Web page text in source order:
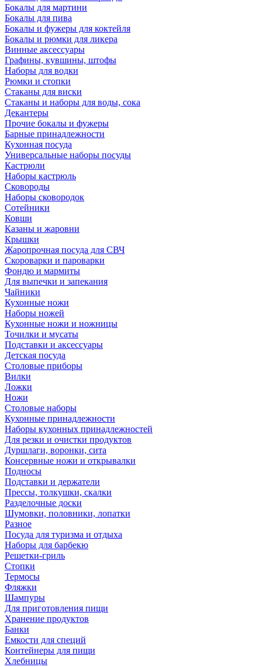
Бокалы для мартини
Бокалы для пива
Бокалы и фужеры для коктейля
Бокалы и рюмки для ликера
Винные аксессуары
Графины, кувшины, штофы
Наборы для водки
Рюмки и стопки
Стаканы для виски
Стаканы и наборы для воды, сока
Декантеры
Прочие бокалы и фужеры
Барные принадлежности
Кухонная посуда
Универсальные наборы посуды
Кастрюли
Наборы кастрюль
Сковороды
Наборы сковородок
Сотейники
Ковши
Казаны и жаровни
Крышки
Жаропрочная посуда для СВЧ
Скороварки и пароварки
Фондю и мармиты
Для выпечки и запекания
Чайники
Кухонные ножи
Наборы ножей
Кухонные ножи и ножницы
Точилки и мусаты
Подставки и аксессуары
Детская посуда
Столовые приборы
Вилки
Ложки
Ножи
Столовые наборы
Кухонные принадлежности
Наборы кухонных принадлежностей
Для резки и очистки продуктов
Дуршлаги, воронки, сита
Консервные ножи и открывалки
Подносы
Подставки и держатели
Прессы, толкушки, скалки
Разделочные доски
Шумовки, половники, лопатки
Разное
Посуда для туризма и отдыха
Наборы для барбекю
Решетки-гриль
Стопки
Термосы
Фляжки
Шампуры
Для приготовления пищи
Хранение продуктов
Банки
Емкости для специй
Контейнеры для пищи
Хлебницы